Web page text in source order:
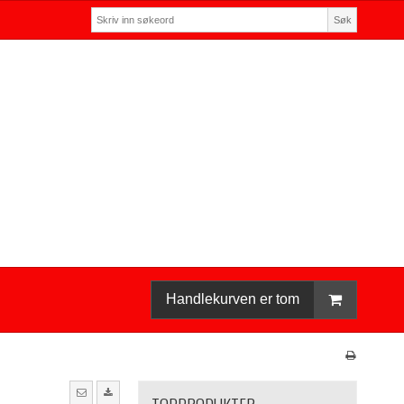
Søk
Handlekurven er tom